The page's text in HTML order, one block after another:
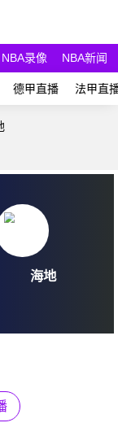
NBA录像 NBA新闻
德甲直播 法甲直
海